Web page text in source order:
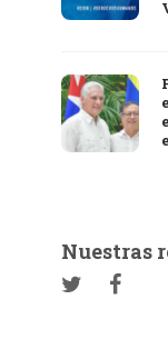
Nuestras